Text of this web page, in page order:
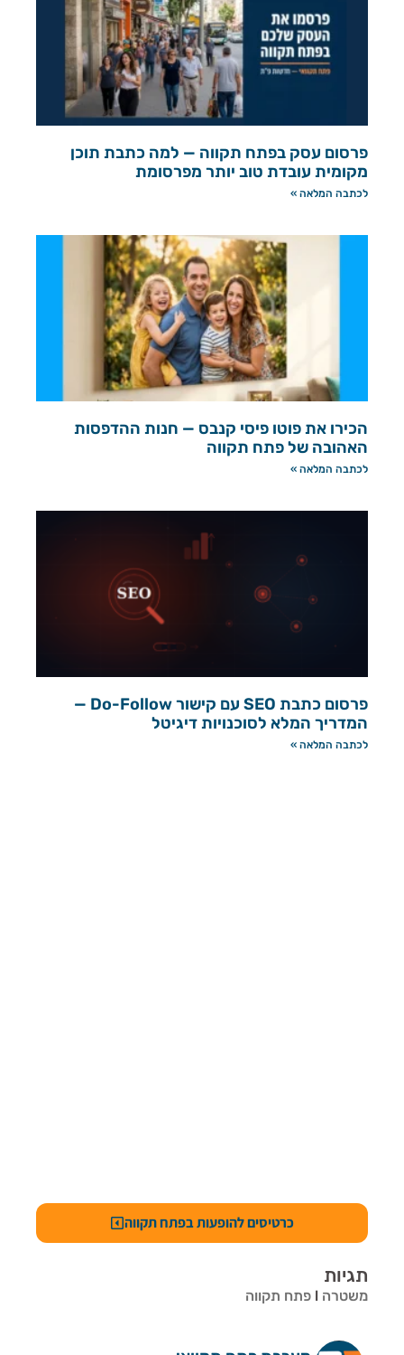
פרסום עסק בפתח תקווה — למה כתבת תוכן
מקומית עובדת טוב יותר מפרסומת
לכתבה המלאה »
הכירו את פוטו פיסי קנבס — חנות ההדפסות
האהובה של פתח תקווה
לכתבה המלאה »
פרסום כתבת SEO עם קישור Do-Follow —
המדריך המלא לסוכנויות דיגיטל
לכתבה המלאה »
כרטיסים להופעות בפתח תקווה
תגיות
משטרה פתח תקווה